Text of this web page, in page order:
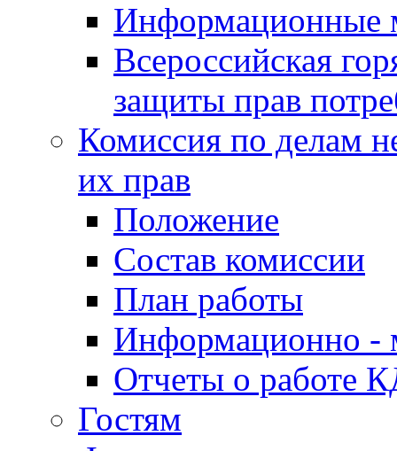
Информационные
Всероссийская
защиты прав
Комиссия по делам
их прав
Положение
Состав комиссии
План работы
Информационно -
Отчеты о работе
Гостям